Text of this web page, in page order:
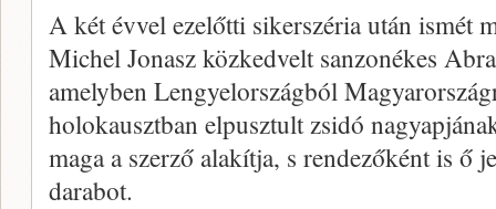
A két évvel ezelőtti sikerszéria után ismét
Michel Jonasz közkedvelt sanzonékes
amelyben Lengyelországból
holokausztban elpusztult zsidó
maga a szerző alakítja, s rendezőként is ő
darabot.